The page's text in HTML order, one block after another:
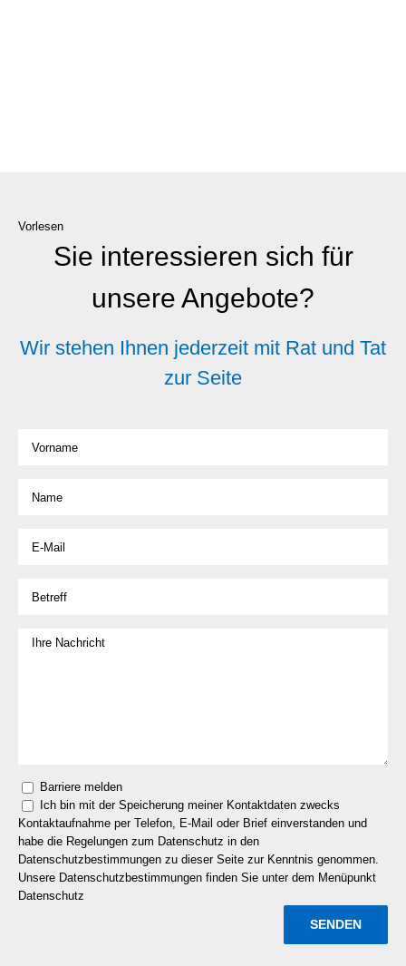
Vorlesen
Sie interessieren sich für
unsere Angebote?
Wir stehen Ihnen jederzeit mit Rat und Tat
zur Seite
Barriere melden
Ich bin mit der Speicherung meiner Kontaktdaten zwecks
Kontaktaufnahme per Telefon, E-Mail oder Brief einverstanden und
habe die Regelungen zum Datenschutz in den
Datenschutzbestimmungen zu dieser Seite zur Kenntnis genommen.
Unsere Datenschutzbestimmungen finden Sie unter dem Menüpunkt
Datenschutz